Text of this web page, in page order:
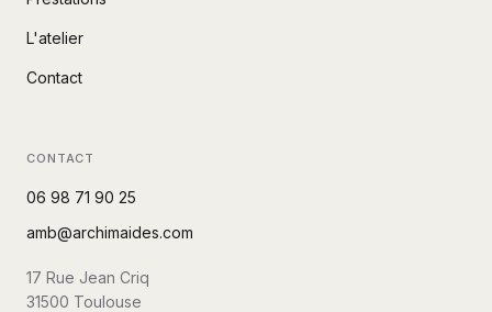
L'atelier
Contact
CONTACT
06 98 71 90 25
amb@archimaides.com
17 Rue Jean Criq
31500 Toulouse